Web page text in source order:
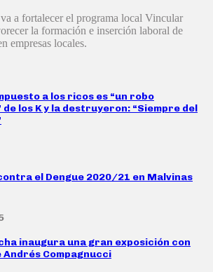
a fortalecer el programa local Vincular
la formación e inserción laboral de
empresas locales.
a los ricos es “un robo
los K y la destruyeron: “Siempre del
el Dengue 2020/21 en Malvinas
inaugura una gran exposición con
Andrés Compagnucci